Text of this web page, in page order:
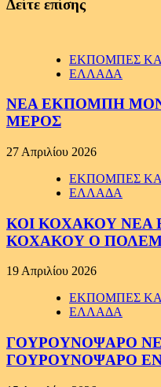
Δείτε επίσης
ΕΚΠΟΜΠΕΣ
ΕΛΛΑΔΑ
ΝΕΑ ΕΚΠΟΜΠΗ
ΜΕΡΟΣ
27 Απριλίου 2026
ΕΚΠΟΜΠΕΣ
ΕΛΛΑΔΑ
ΚΟΙ ΚΟΧΑΚΟΥ ΝΕΑ
ΚΟΧΑΚΟΥ Ο
19 Απριλίου 2026
ΕΚΠΟΜΠΕΣ
ΕΛΛΑΔΑ
ΓΟΥΡΟΥΝΟΨΑΡΟ
ΓΟΥΡΟΥΝΟΨΑΡΟ